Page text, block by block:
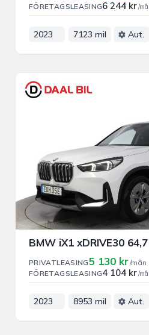
FÖRETAGSLEASING6 244 kr/
2023 7123 mil Aut.
PRIVATLEASING5 130 kr/mån
FÖRETAGSLEASING4 104 kr/
2023 8953 mil Aut.